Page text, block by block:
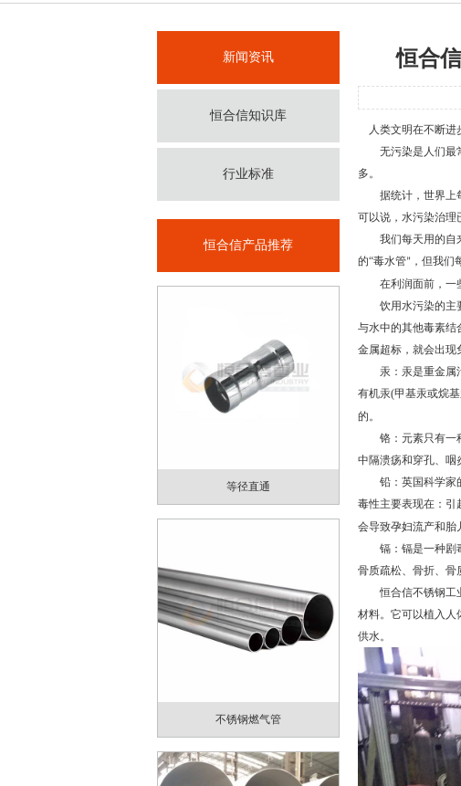
新闻资讯
恒合信知识库
行业标准
恒合信产品推荐
等径直通
不锈钢燃气管
恒合
人类文明在不断进
无污染是人们最常
多。
据统计，世界上
可以说，水污染治理
我们每天用的自来
的“毒水管” ，但我们
在利润面前，一些
饮用水污染的主要
与水中的其他毒素结
金属超标，就会出现
汞：汞是重金属污
有机汞(甲基汞或烷
的。
铬：元素只有一种
中隔溃疡和穿孔、咽
铅：英国科学家的
毒性主要表现在：引
会导致孕妇流产和胎
镉：镉是一种剧毒
骨质疏松、骨折、骨
恒合信不锈钢工
材料。它可以植入人
供水。